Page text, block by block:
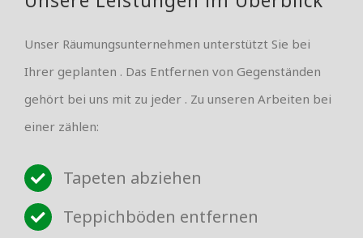
Unser Räumungsunternehmen unterstützt Sie bei
Ihrer geplanten . Das Entfernen von Gegenständen
gehört bei uns mit zu jeder . Zu unseren Arbeiten bei
einer zählen:
Tapeten abziehen
Teppichböden entfernen